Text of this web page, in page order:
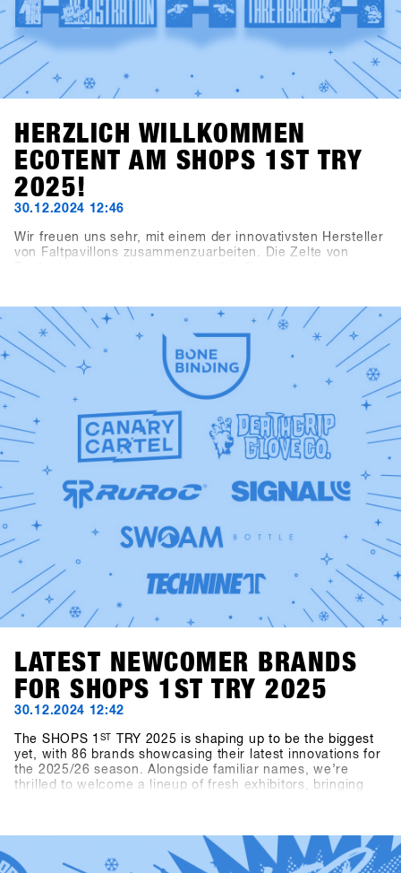
HERZLICH WILLKOMMEN
ECOTENT AM SHOPS 1ST TRY
2025!
30.12.2024 12:46
Wir freuen uns sehr, mit einem der innovativsten Hersteller
von Faltpavillons zusammenzuarbeiten. Die Zelte von
der Eingangsbereich zur Indoorarea präsentieren sich im
neuen SHOPS 1st TRY Design.Schau dir unsere neuen
Zelte am SHOPS 1st TRY genauer an!Check out Ecotent
https://www.ecotent-faltpavillons.de
LATEST NEWCOMER BRANDS
FOR SHOPS 1ST TRY 2025
30.12.2024 12:42
The SHOPS 1 ST
TRY 2025 is shaping up to be the biggest
yet, with 86 brands showcasing their latest innovations for
the 2025/26 season. Alongside familiar names, we’re
thrilled to welcome a lineup of fresh exhibitors, bringing
Bone Binding and bottles from Swoam Bottles, as well as
re-engineered protection gear from ruroc and cosy gloves